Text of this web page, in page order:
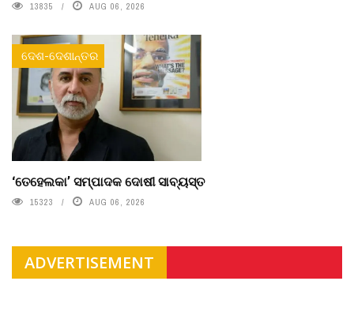
13835 AUG 06, 2026
ଦେଶ-ଦେଶାନ୍ତର
‘ତେହେଲକା’ ସମ୍ପାଦକ ଦୋଷୀ ସାବ୍ୟସ୍ତ
15323 AUG 06, 2026
ADVERTISEMENT